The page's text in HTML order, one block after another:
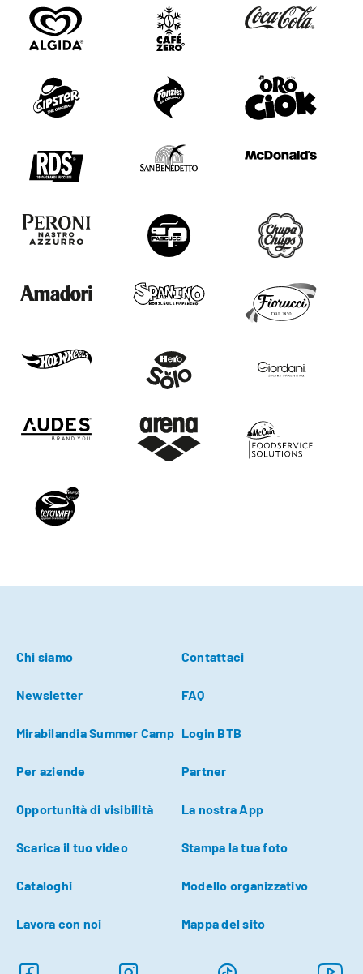
Chi siamo Contattaci
Newsletter FAQ
Mirabilandia Summer Camp Login BTB
Per aziende Partner
Opportunità di visibilità La nostra App
Scarica il tuo video Stampa la tua foto
Cataloghi Modello organizzativo
Lavora con noi Mappa del sito